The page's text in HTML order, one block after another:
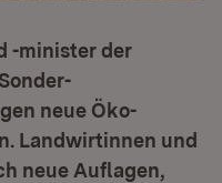
-minister der
neue Öko-
Landwirtinnen und
neue Auflagen,